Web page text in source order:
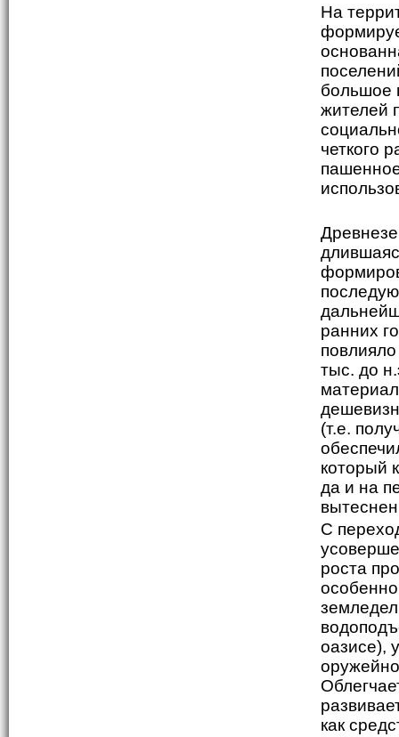
На
большое
жителей
четкого
ранних
тыс. до
(т.е.
который
да и на
С
роста
оазисе),
как